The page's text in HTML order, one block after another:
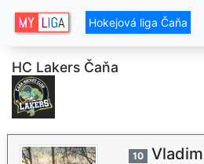
Hokejová liga Čaňa
HC Lakers Čaňa
10